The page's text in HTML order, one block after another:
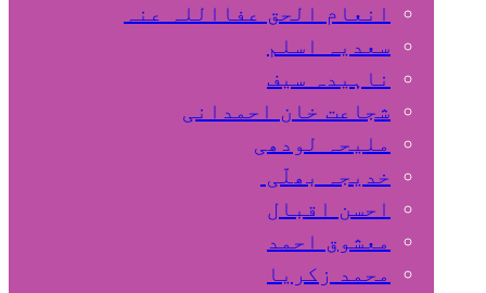
انعام الحق عفااللہ عنہ
سعدیہ اسلم
ناہیدہ سیف
شجاعت خان احمدانی
ملیحہ لودھی
خدیجہ بھلّی
احسن اقبال
معشوق احمد
محمد زکریا